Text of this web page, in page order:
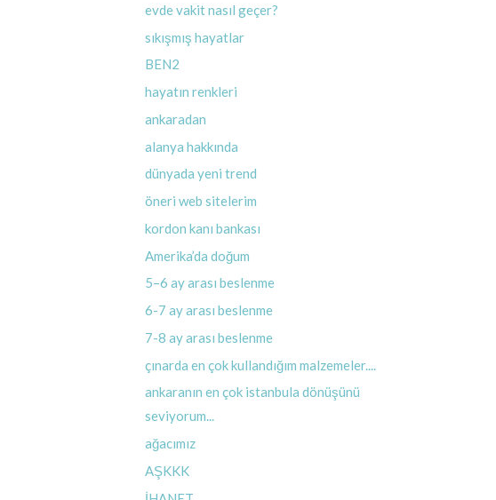
evde vakit nasıl geçer?
sıkışmış hayatlar
BEN2
hayatın renkleri
ankaradan
alanya hakkında
dünyada yeni trend
öneri web sitelerim
kordon kanı bankası
Amerika’da doğum
5–6 ay arası beslenme
6-7 ay arası beslenme
7-8 ay arası beslenme
çınarda en çok kullandığım malzemeler....
ankaranın en çok istanbula dönüşünü
seviyorum...
ağacımız
AŞKKK